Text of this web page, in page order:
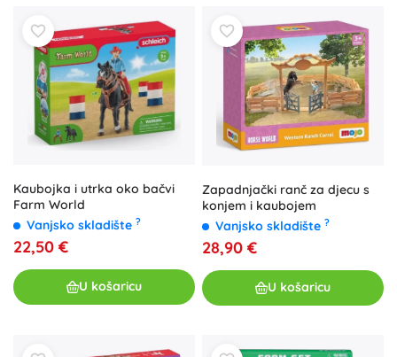
Kaubojka i utrka oko bačvi
Farm World
Vanjsko skladište ?
22,50 €
U košaricu
Zapadnjački ranč za djecu s
konjem i kaubojem
Vanjsko skladište ?
28,90 €
U košaricu